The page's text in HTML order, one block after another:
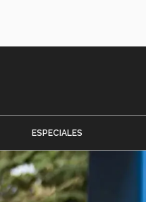
ESPECIALES